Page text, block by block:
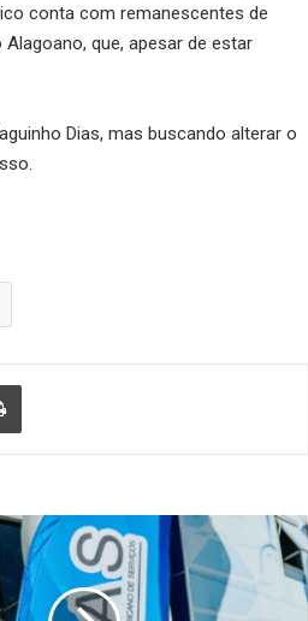
conta com remanescentes de
que, apesar de estar
Dias, mas buscando alterar o
Imprimir